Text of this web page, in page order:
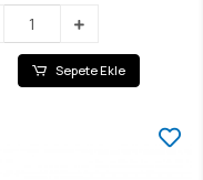
Sepete Ekle